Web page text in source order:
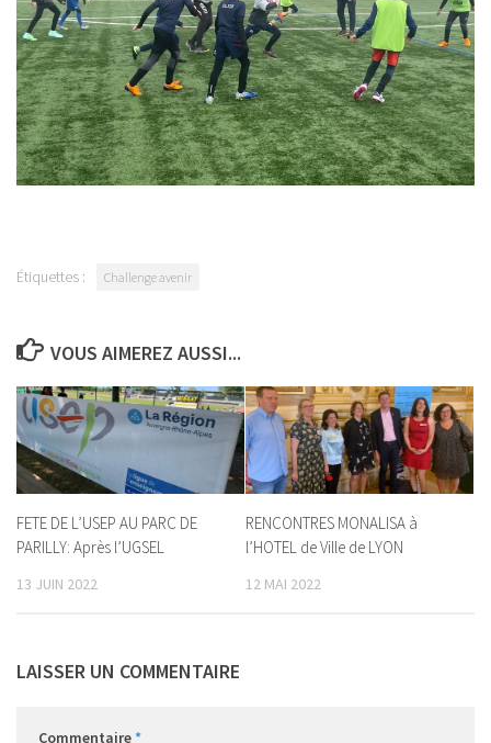
Étiquettes : Challenge avenir
VOUS AIMEREZ AUSSI...
FETE DE L’USEP AU PARC DE
PARILLY: Après l’UGSEL
13 JUIN 2022
RENCONTRES MONALISA à
l’HOTEL de Ville de LYON
12 MAI 2022
LAISSER UN COMMENTAIRE
Commentaire*